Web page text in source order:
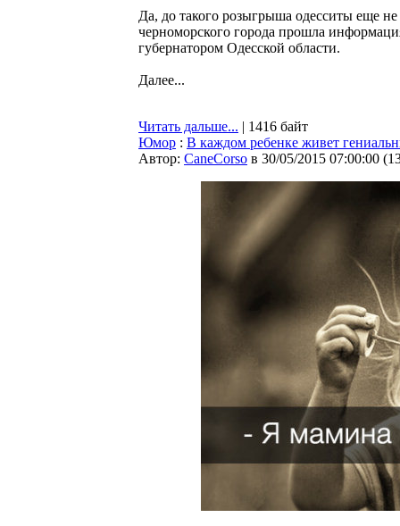
Да, до такого розыгрыша одесситы еще
черноморского города прошла
губернатором Одесской области.
Далее...
Читать дальше... | 1416 байт
Юмор : В каждом ребенке живет
Автор: CaneCorso в 30/05/2015 07:00:00 (